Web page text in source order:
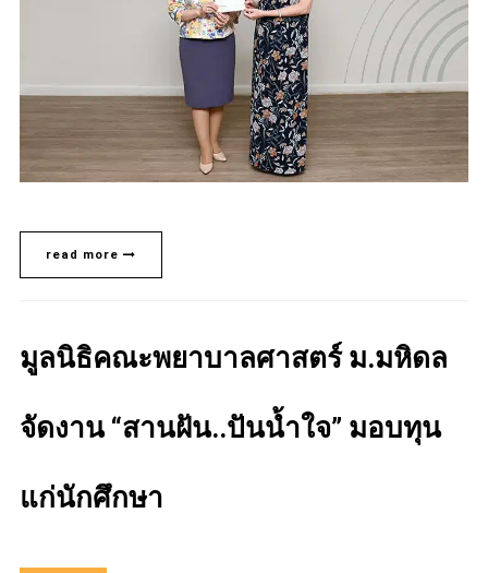
read more
มูลนิธิคณะพยาบาลศาสตร์ ม.มหิดล
จัดงาน “สานฝัน..ปันน้ำใจ” มอบทุน
แก่นักศึกษา